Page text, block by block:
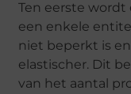
Ten eerste
een enkele
niet beperkt is
elastischer. Dit
van het aantal